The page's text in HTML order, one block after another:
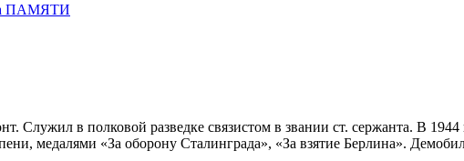
ПАМЯТИ
Служил в полковой разведке связистом в звании ст. сержанта. В
медалями «За оборону Сталинграда», «За взятие Берлина».